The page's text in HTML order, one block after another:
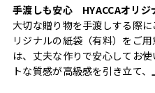
手渡しも安心 HYACCAオリジ
大切な贈り物を手渡しする際
リジナルの紙袋（有料）をご
は、丈夫な作りで安心してお
トな質感が高級感を引き立て、